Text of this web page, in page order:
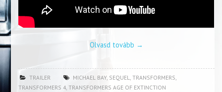
Olvasd tovább →
TRAILER MICHAEL BAY, SEQUEL,TRANSFORMERS,
TRANSFORMERS 4,TRANSFORMERS AGE OF EXTINCTION